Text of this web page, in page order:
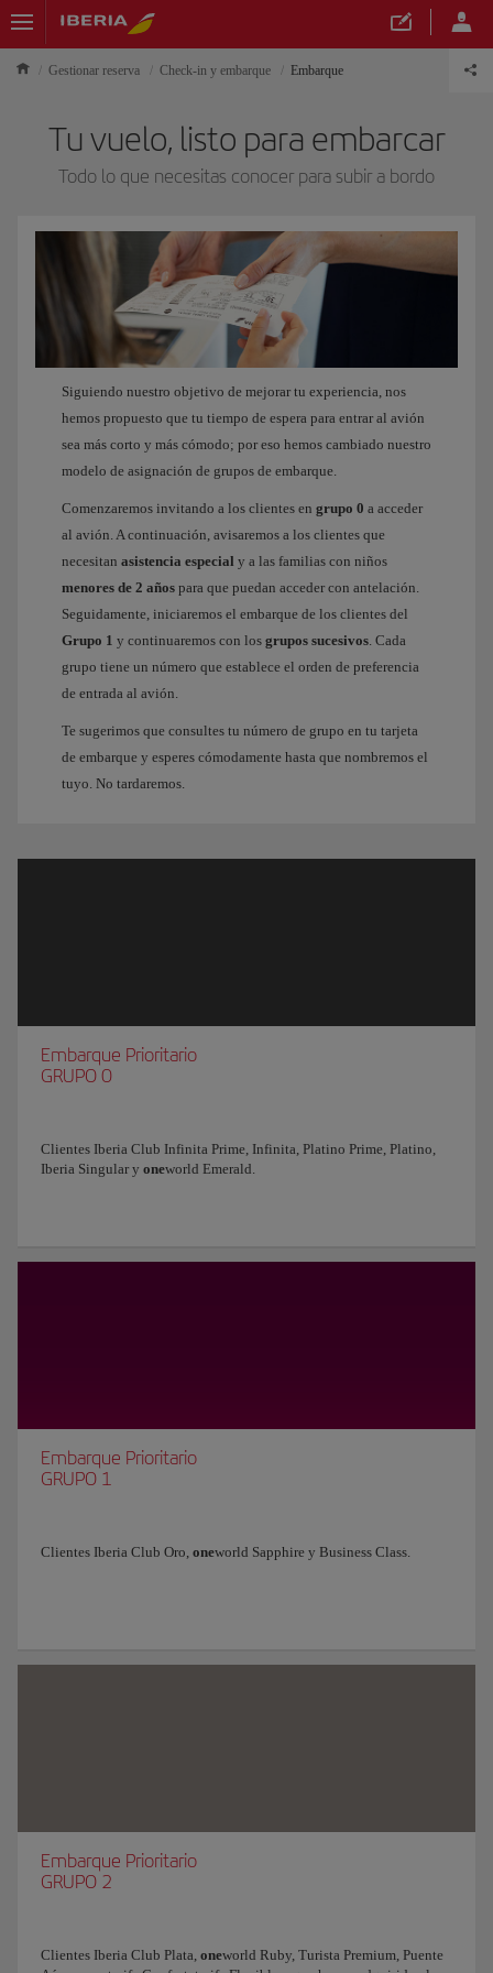
Gestionar reserva Check-in y embarque Embarque
Tu vuelo, listo para embarcar
Todo lo que necesitas conocer para subir a bordo
Siguiendo nuestro objetivo de mejorar tu experiencia, nos
hemos propuesto que tu tiempo de espera para entrar al avión
sea más corto y más cómodo; por eso hemos cambiado nuestro
modelo de asignación de grupos de embarque.
Comenzaremos invitando a los clientes en grupo 0 a acceder
al avión. A continuación, avisaremos a los clientes que
necesitan asistencia especial y a las familias con niños
menores de 2 años para que puedan acceder con antelación.
Seguidamente, iniciaremos el embarque de los clientes del
Grupo 1 y continuaremos con los grupos sucesivos . Cada
grupo tiene un número que establece el orden de preferencia
de entrada al avión.
Te sugerimos que consultes tu número de grupo en tu tarjeta
de embarque y esperes cómodamente hasta que nombremos el
tuyo. No tardaremos.
Embarque Prioritario
GRUPO 0
Clientes Iberia Club Infinita Prime, Infinita, Platino Prime, Platino,
Iberia Singular y oneworld Emerald.
Embarque Prioritario
GRUPO 1
Clientes Iberia Club Oro, oneworld Sapphire y Business Class.
Embarque Prioritario
GRUPO 2
Clientes Iberia Club Plata, oneworld Ruby, Turista Premium, Puente